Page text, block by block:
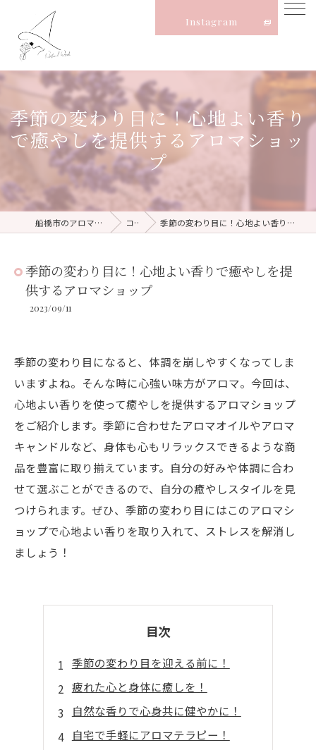
Instagram
季節の変わり目に！心地よい香り
で癒やしを提供するアロマショッ
プ
船橋市のアロマならNatural Witch コラム 季節の変わり目に！心地よい香りで癒やしを提供するアロマショップ
季節の変わり目に！心地よい香りで癒やしを提
供するアロマショップ
2023/09/11
季節の変わり目になると、体調を崩しやすくなってしま
いますよね。そんな時に心強い味方がアロマ。今回は、
心地よい香りを使って癒やしを提供するアロマショップ
をご紹介します。季節に合わせたアロマオイルやアロマ
キャンドルなど、身体も心もリラックスできるような商
品を豊富に取り揃えています。自分の好みや体調に合わ
せて選ぶことができるので、自分の癒やしスタイルを見
つけられます。ぜひ、季節の変わり目にはこのアロマシ
ョップで心地よい香りを取り入れて、ストレスを解消し
ましょう！
目次
季節の変わり目を迎える前に！
疲れた心と身体に癒しを！
自然な香りで心身共に健やかに！
自宅で手軽にアロマテラピー！